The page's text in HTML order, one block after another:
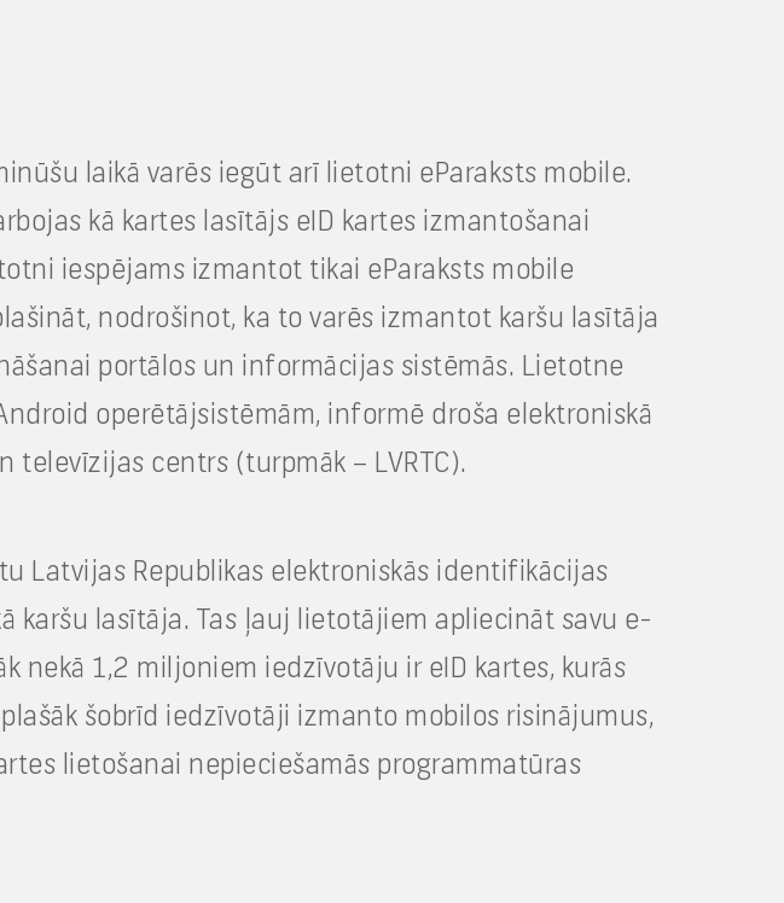
laikā varēs iegūt arī lietotni eParaksts mobile.
kā kartes lasītājs eID kartes izmantošanai
iespējams izmantot tikai eParaksts mobile
nodrošinot, ka to varēs izmantot karšu lasītāja
portālos un informācijas sistēmās. Lietotne
operētājsistēmām, informē droša elektroniskā
televīzijas centrs (turpmāk – LVRTC).
Latvijas Republikas elektroniskās identifikācijas
karšu lasītāja. Tas ļauj lietotājiem apliecināt savu e-
nekā 1,2 miljoniem iedzīvotāju ir eID kartes, kurās
šobrīd iedzīvotāji izmanto mobilos risinājumus,
lietošanai nepieciešamās programmatūras